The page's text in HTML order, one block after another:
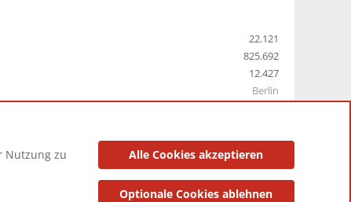
22.121
825.692
12.427
Berlin
Datenschutzerklärung Impressum
Nutzung zu
Alle Cookies akzeptieren
Optionale Cookies ablehnen